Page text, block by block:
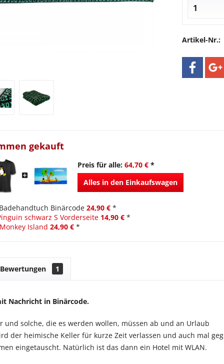
Artikel-Nr.:
gekauft
Preis für alle:64,70 € *
Alles in den Einkaufswagen
Binärcode 24,90 € *
schwarz S Vorderseite 14,90 € *
Island 24,90 € *
Bewertungen 1
Nachricht in Binärcode.
und solche, die es werden wollen, müssen ab und an Urlaub
der heimische Keller für kurze Zeit verlassen und auch mal
eingetauscht. Natürlich ist das dann ein Hotel mit WLAN.